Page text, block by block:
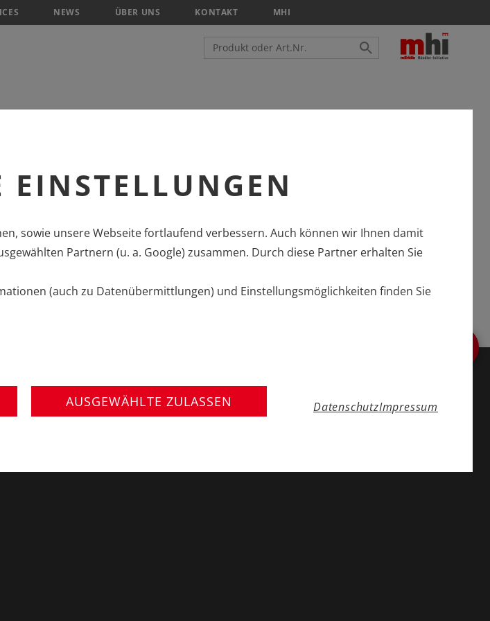
EINSTELLUNGEN
sowie unsere Webseite fortlaufend verbessern. Auch können wir Ihnen damit
Partnern (u. a. Google) zusammen. Durch diese Partner erhalten Sie
(auch zu Datenübermittlungen) und Einstellungsmöglichkeiten finden Sie
AUSGEWÄHLTE ZULASSEN DatenschutzImpressum
NEWS ÜBER UNS KONTAKT MHI